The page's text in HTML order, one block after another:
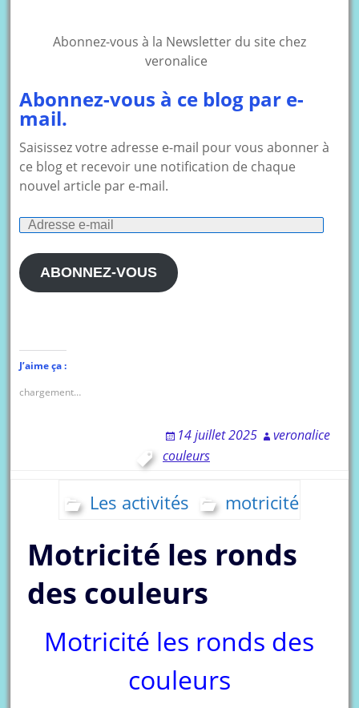
Abonnez-vous à la Newsletter du site chez
veronalice
Abonnez-vous à ce blog par e-
mail.
Saisissez votre adresse e-mail pour vous abonner à
ce blog et recevoir une notification de chaque
nouvel article par e-mail.
Adresse
mail
ABONNEZ-VOUS
J’aime ça :
chargement…
14 juillet 2025
veronalice
couleurs
Les activités motricité
Motricité les ronds
des couleurs
Motricité les ronds des
couleurs